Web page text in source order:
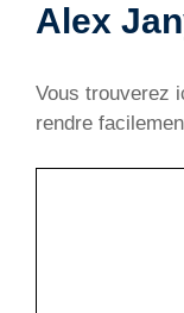
Alex
Vous trouverez
rendre